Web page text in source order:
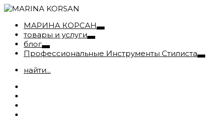
МАРИНА КОРСАН
товары и услуги
блог
Профессиональные Инструменты Стилиста
найти...